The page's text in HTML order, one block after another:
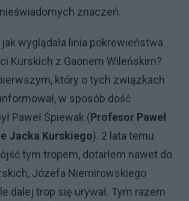
znaczeń.
wyglądała linia pokrewieństwa
Kurskich z Gaonem Wileńskim?
który o tych związkach
w sposób dość
Paweł Śpiewak (Profesor Paweł
Jacka Kurskiego). 2 lata temu
tym tropem, dotarłem nawet do
Józefa Niemirowskiego
dalej trop się urywał. Tym razem